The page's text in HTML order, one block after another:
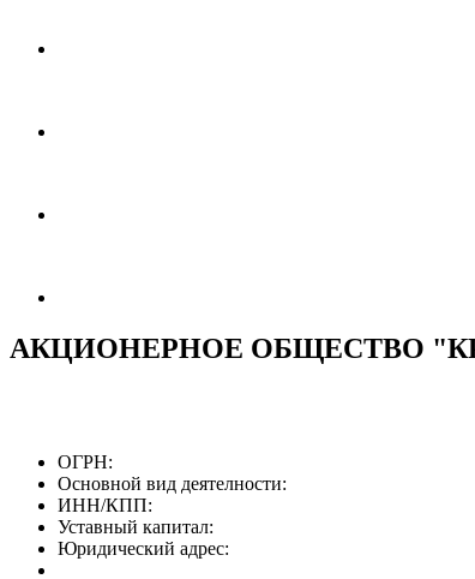
АКЦИОНЕРНОЕ ОБЩЕСТВО
ОГРН:
Основной вид деятелности:
ИНН/КПП:
Уставный капитал:
Юридический адрес: